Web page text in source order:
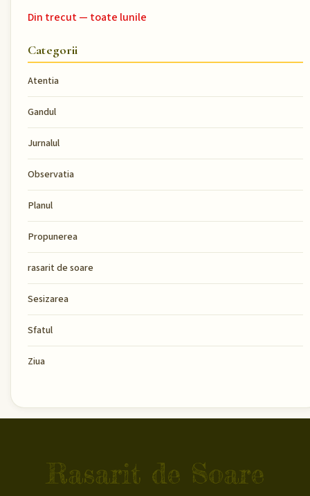
Din trecut — toate lunile
Categorii
Atentia
Gandul
Jurnalul
Observatia
Planul
Propunerea
rasarit de soare
Sesizarea
Sfatul
Ziua
Rasarit de Soare